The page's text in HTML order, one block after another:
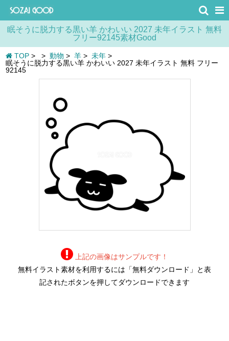
眠そうに脱力する黒い羊 かわいい 2027 未年イラスト 無料
フリー92145素材Good
TOP > > 動物 > 羊 > 未年 >
眠そうに脱力する黒い羊 かわいい 2027 未年イラスト 無料 フリー
92145
上記の画像はサンプルです！
無料イラスト素材を利用するには「無料ダウンロード」と表
記されたボタンを押してダウンロードできます